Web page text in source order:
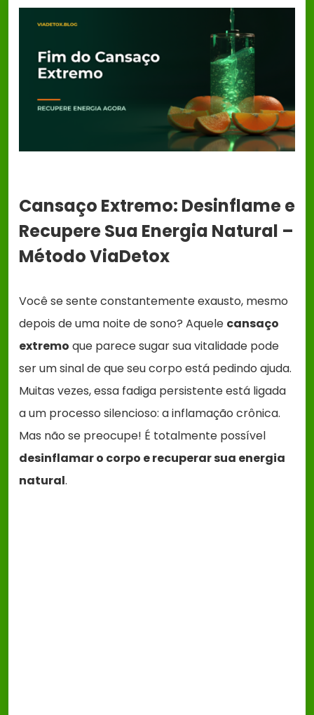
Cansaço Extremo: Desinflame e
Recupere Sua Energia Natural –
Método ViaDetox
Você se sente constantemente exausto, mesmo
depois de uma noite de sono? Aquele cansaço
extremo que parece sugar sua vitalidade pode
ser um sinal de que seu corpo está pedindo ajuda.
Muitas vezes, essa fadiga persistente está ligada
a um processo silencioso: a inflamação crônica.
Mas não se preocupe! É totalmente possível
desinflamar o corpo e recuperar sua energia
natural.